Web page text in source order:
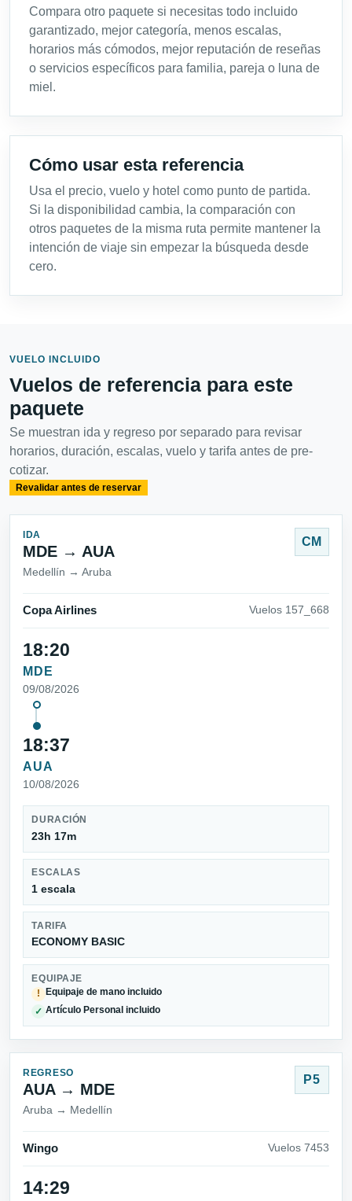
Compara otro paquete si necesitas todo incluido
garantizado, mejor categoría, menos escalas,
horarios más cómodos, mejor reputación de reseñas
o servicios específicos para familia, pareja o luna de
miel.
Cómo usar esta referencia
Usa el precio, vuelo y hotel como punto de partida.
Si la disponibilidad cambia, la comparación con
otros paquetes de la misma ruta permite mantener la
intención de viaje sin empezar la búsqueda desde
cero.
VUELO INCLUIDO
Vuelos de referencia para este
paquete
Se muestran ida y regreso por separado para revisar
horarios, duración, escalas, vuelo y tarifa antes de pre-
cotizar.
Revalidar antes de reservar
IDA
MDE → AUA
Medellín → Aruba
CM
Copa Airlines Vuelos 157_668
18:20
MDE
09/08/2026
18:37
AUA
10/08/2026
DURACIÓN
23h 17m
ESCALAS
1 escala
TARIFA
ECONOMY BASIC
EQUIPAJE
!
Equipaje de mano incluido
✓ Artículo Personal incluido
REGRESO
AUA → MDE
Aruba → Medellín
P5
Wingo Vuelos 7453
14:29